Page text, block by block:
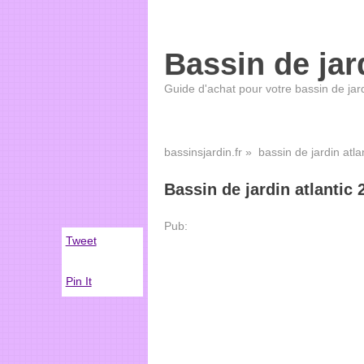
Bassin de
Guide d'achat pour votre bassin de
bassinsjardin.fr» bassin de jardin
Bassin de jardin atlantic
Pub:
Tweet
Pin It